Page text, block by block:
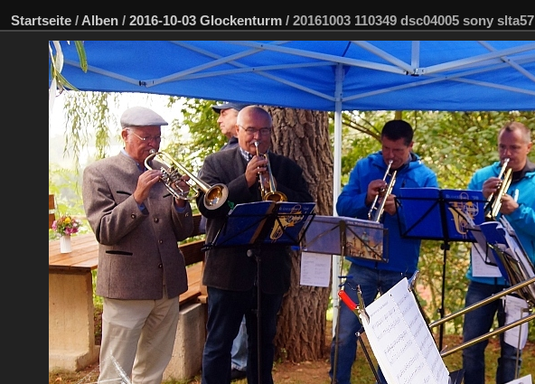
Startseite / Alben / 2016-10-03 Glockenturm / 20161003 110349 dsc04005 sony slta57